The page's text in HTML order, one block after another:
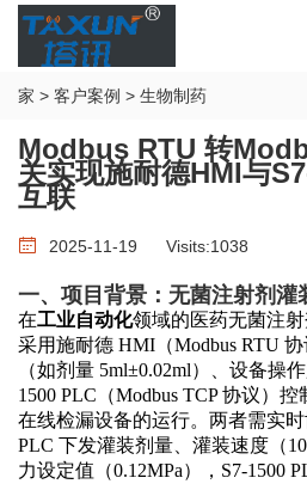
家 > 客户案例 > 生物制药
Modbus RTU 转
关实现施耐德HMI与
互联
2025-11-19 Visits:1038
一、项目背景：无菌注射剂灌
在工业自动化领域的医药无菌注
采用施耐德 HMI（Modbus RTU
（如剂量 5ml±0.02ml）、设备操
1500 PLC（Modbus TCP 协议）
在线检漏设备的运行。两者需实
PLC 下发灌装剂量、灌装速度（
力设定值（0.12MPa），S7-1500